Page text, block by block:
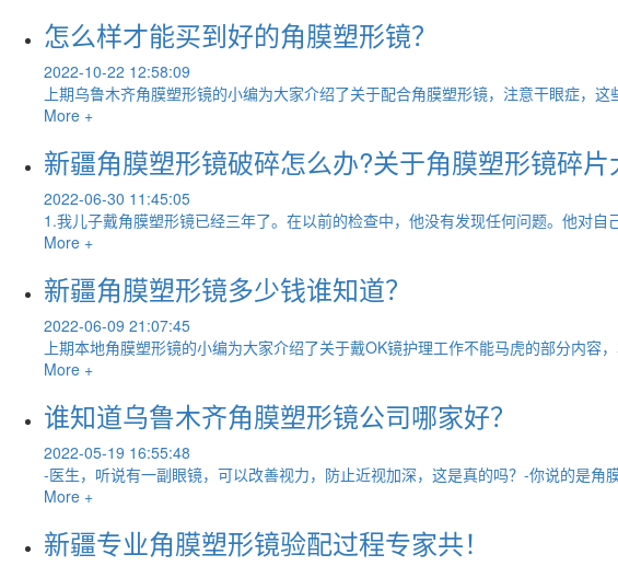
怎么样才能买到好的角膜塑形镜？
2022-10-22 12:58:09
上期乌鲁木齐角膜塑形镜的小编为大家介绍了关于配合角膜塑形镜，注意干眼症，
More +
新疆角膜塑形镜破碎怎么办?关于角膜塑形镜碎片
2022-06-30 11:45:05
1.我儿子戴角膜塑形镜已经三年了。在以前的检查中，他没有发现任何问题。他对
More +
新疆角膜塑形镜多少钱谁知道？
2022-06-09 21:07:45
上期本地角膜塑形镜的小编为大家介绍了关于戴OK镜护理工作不能马虎的部分内
More +
谁知道乌鲁木齐角膜塑形镜公司哪家好？
2022-05-19 16:55:48
-医生，听说有一副眼镜，可以改善视力，防止近视加深，这是真的吗？-你说的是
More +
新疆专业角膜塑形镜验配过程专家共！